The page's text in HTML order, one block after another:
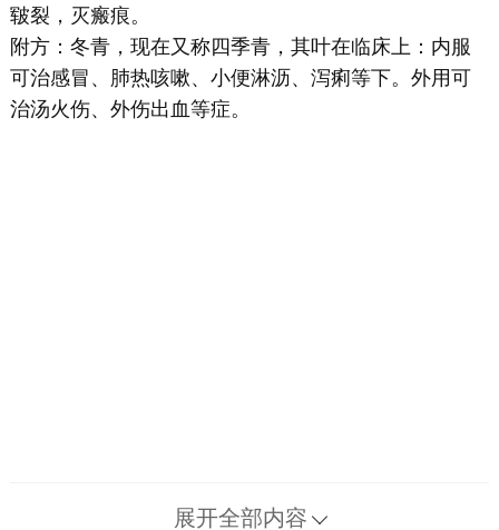
皲裂，灭瘢痕。
附方：冬青，现在又称四季青，其叶在临床上：内服
可治感冒、肺热咳嗽、小便淋沥、泻痢等下。外用可
治汤火伤、外伤出血等症。
展开全部内容